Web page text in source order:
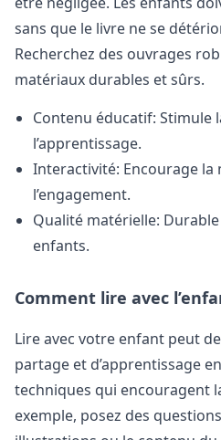
sans que le livre ne se
Recherchez des ouvrages
matériaux durables et sûrs.
Contenu éducatif: Stimule
l’apprentissage.
Interactivité: Encourage
l’engagement.
Qualité matérielle:
enfants.
Comment lire avec
Lire avec votre enfant peut
partage et d’apprentissage
techniques qui encouragent
exemple, posez des